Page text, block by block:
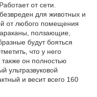
от сети.
для животных и
от любого помещения
ползающие,
будут бояться
что у него
он полностью
ультразвуковой
и весит всего 160